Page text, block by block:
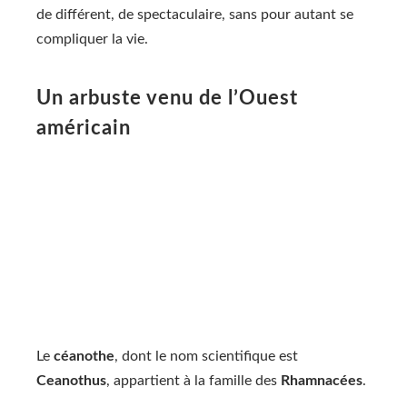
de différent, de spectaculaire, sans pour autant se
compliquer la vie.
Un arbuste venu de l’Ouest
américain
Le céanothe, dont le nom scientifique est
Ceanothus, appartient à la famille des Rhamnacées.